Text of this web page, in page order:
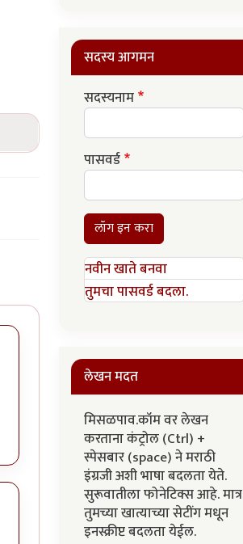
सदस्य आगमन
सदस्यनाम
पासवर्ड
लॉग इन करा
नवीन खाते बनवा
तुमचा पासवर्ड बदला.
लेखन मदत
मिसळपाव.कॉम वर लेखन
करताना कंट्रोल (Ctrl) +
स्पेसबार (space) ने मराठी
इंग्रजी अशी भाषा बदलता येते.
सुरूवातीला फोनेटिक्स आहे. मात्र
तुमच्या खात्याच्या सेटींग मधून
इनस्क्रीप्ट बदलता येईल.